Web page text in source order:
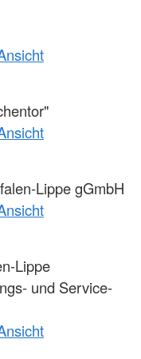
Lippe gGmbH
Lippe
und Service-